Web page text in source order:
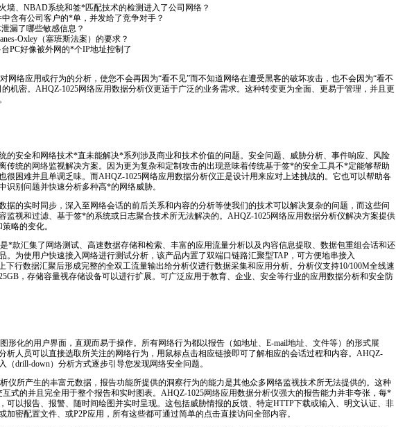
墙、NBAD系统和签*匹配技术的检测进入了公司网络？
含有公司客户的*单，并发给了竞争对手？
漏了哪些敏感信息？
Oxley（塞班斯法案）的要求？
PC好像被外网的*个IP地址控制了
网络应用或行为的分析，使您不会再因为“看不见”而不知道网络在遭受黑客的破坏攻击，也不会因为“看不
机密。AHQZ-1025网络应用数据分析仪更适于广泛的业务需求。这种转变更为全面、更易于管理，并且更
的安全和网络技术*直未能解决*系列涉及商业和技术价值的问题。安全问题、威胁分析、事件响应、风险
传统的网络监视解决方案。因为更为复杂和定制攻击的出现意味着传统基于签*的安全工具不*定能够帮助
很困难并且单调乏味。而AHQZ-1025网络应用数据分析仪正是设计用来应对上述挑战的。它也可以帮助各
识别问题并快速分析多种高*的网络威胁。
据的实时同步，深入至网络会话的前后关系和内容的分析等使我们的技术可以解决复杂的问题，而这些问
监视和过滤、基于签*的系统或日志聚合技术所无法解决的。AHQZ-1025网络应用数据分析仪解决方案提供
略的变化。
*款汇集了网络测试、高速数据存储和检索、丰富的应用流量分析以及内容信息提取、数据包重组会话和还
。为使用户快速接入网络进行测试分析，该产品内置了双端口链路汇聚型TAP，可方便地串接入
下行数据汇聚后形成完整的全双工流量输出给分析仪进行数据采集和应用分析。分析仪支持10/100M全线速
，存储容量视存储设备可以进行扩展。可广泛应用于教育、企业、安全等行业的应用数据分析和安全防
形化的用户界面，直观而易于操作。所有网络行为都以报告（如地址、E-mail地址、文件等）的形式展
析人员可以直接选取所关注的网络行为，用鼠标点击相应链接即可了解相应的会话过程和内容。AHQZ-
（drill-down）分析方式逐步引导您发现网络安全问题。
仪所产生的丰富元数据，报告功能所提供的洞察行为的能力是其他众多网络监视技术所无法提供的。这种
互式的并且完全用于整个报告和实时图表。AHQZ-1025网络应用数据分析仪强大的报告能力并非夸张，每*
可以报告、报警、随时间绘图并实时呈现。这包括威胁情报的反馈、特定HTTP下载或输入、明文认证、非
加密配置文件、或P2P应用，所有这些都可通过简单的点击直接访问全部内容。